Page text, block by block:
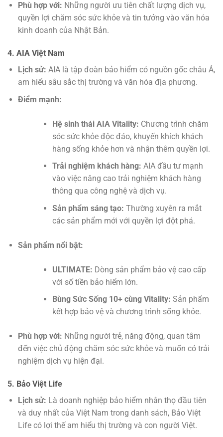
Phù hợp với: Những người ưu tiên chất lượng dịch vụ,
quyền lợi chăm sóc sức khỏe và tin tưởng vào văn hóa
kinh doanh của Nhật Bản.
4. AIA Việt Nam
Lịch sử: AIA là tập đoàn bảo hiểm có nguồn gốc châu Á,
am hiểu sâu sắc thị trường và văn hóa địa phương.
Điểm mạnh:
Hệ sinh thái AIA Vitality: Chương trình chăm
sóc sức khỏe độc đáo, khuyến khích khách
hàng sống khỏe hơn và nhận thêm quyền lợi.
Trải nghiệm khách hàng: AIA đầu tư mạnh
vào việc nâng cao trải nghiệm khách hàng
thông qua công nghệ và dịch vụ.
Sản phẩm sáng tạo: Thường xuyên ra mắt
các sản phẩm mới với quyền lợi đột phá.
Sản phẩm nổi bật:
ULTIMATE: Dòng sản phẩm bảo vệ cao cấp
với số tiền bảo hiểm lớn.
Bùng Sức Sống 10+ cùng Vitality: Sản phẩm
kết hợp bảo vệ và chương trình sống khỏe.
Phù hợp với: Những người trẻ, năng động, quan tâm
đến việc chủ động chăm sóc sức khỏe và muốn có trải
nghiệm dịch vụ hiện đại.
5. Bảo Việt Life
Lịch sử: Là doanh nghiệp bảo hiểm nhân thọ đầu tiên
và duy nhất của Việt Nam trong danh sách, Bảo Việt
Life có lợi thế am hiểu thị trường và con người Việt.